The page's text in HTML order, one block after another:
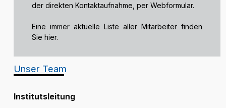
der direkten Kontaktaufnahme, per Webformular.
Eine immer aktuelle Liste aller Mitarbeiter finden
Sie hier.
Unser Team
Institutsleitung